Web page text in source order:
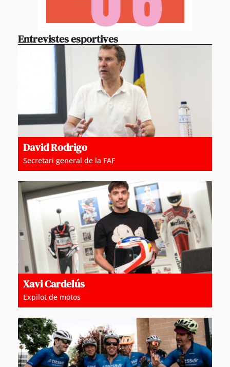
Entrevistes esportives
David Rodrigo
Secretari general de la FAF
Xavi Cardelús
Expilot de motos